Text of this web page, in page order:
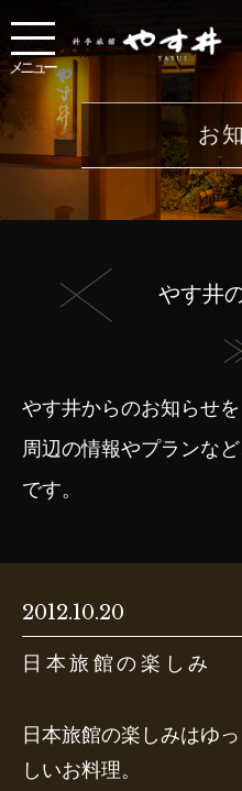
メニュー
お
やす井
やす井からのお知らせを
周辺の情報やプランな
です。
2012.10.20
日本旅館の楽しみ
日本旅館の楽しみはゆ
しいお料理。